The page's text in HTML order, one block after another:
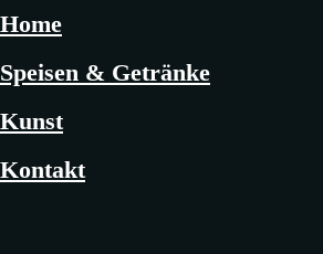
Home
Speisen & Getränke
Kunst
Kontakt